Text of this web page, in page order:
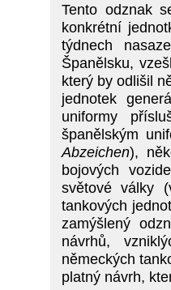
Tento odznak
konkrétní
týdnech
Španělsku,
který by odlišil
jednotek
uniformy
španělským
Abzeichen),
bojových
světové války
tankových
zamýšlený
návrhů,
německých
platný návrh,